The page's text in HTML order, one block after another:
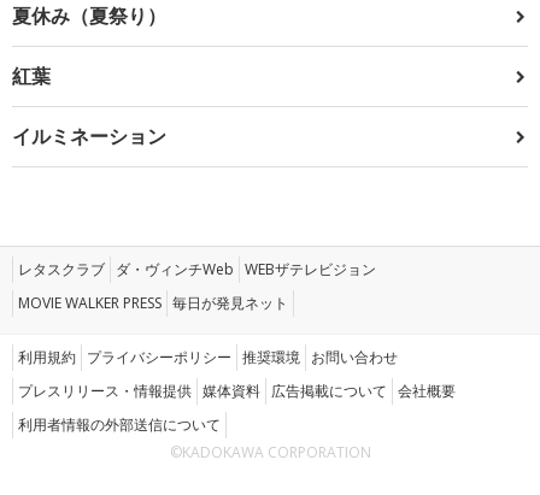
夏休み（夏祭り）
紅葉
イルミネーション
レタスクラブ ダ・ヴィンチWeb WEBザテレビジョン
MOVIE WALKER PRESS 毎日が発見ネット
利用規約 プライバシーポリシー 推奨環境 お問い合わせ
プレスリリース・情報提供 媒体資料 広告掲載について 会社概要
利用者情報の外部送信について
©KADOKAWA CORPORATION